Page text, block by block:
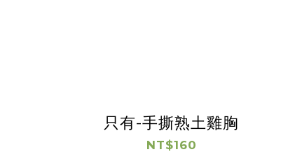
只有-手撕熟土雞胸
NT$160